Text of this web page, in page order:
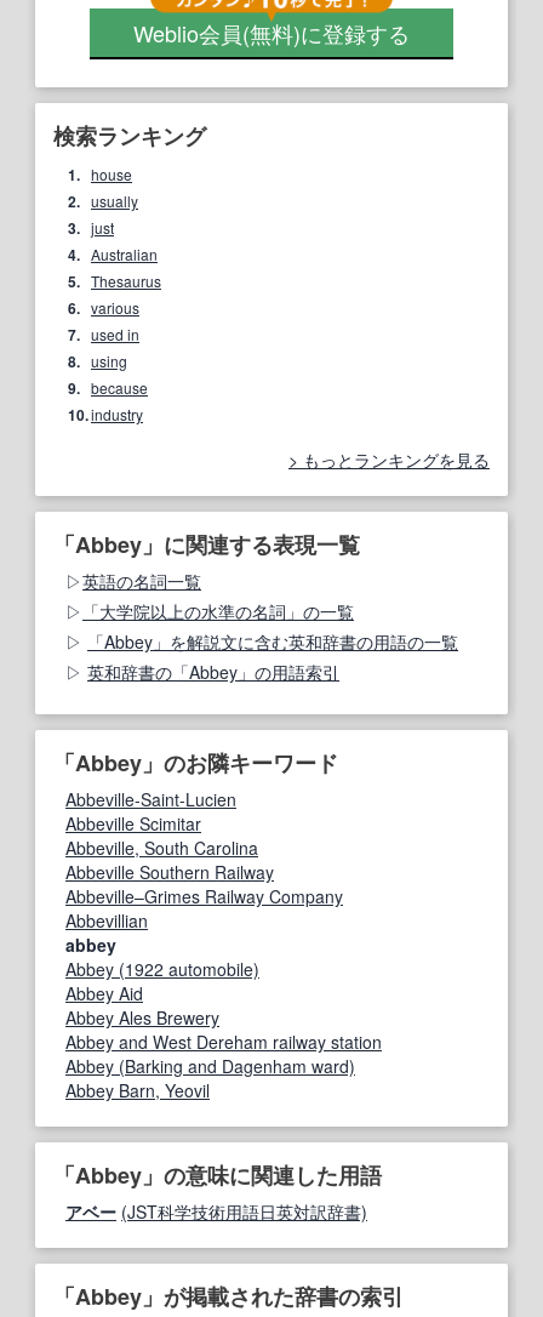
Weblio会員(無料)に登録する
検索ランキング
1. house
2. usually
3. just
4. Australian
5. Thesaurus
6. various
7. used in
8. using
9. because
10.industry
もっとランキングを見る
「Abbey」に関連する表現一覧
英語の名詞一覧
「大学院以上の水準の名詞」の一覧
「Abbey」を解説文に含む英和辞書の用語の一覧
英和辞書の「Abbey」の用語索引
「Abbey」のお隣キーワード
Abbeville-Saint-Lucien
Abbeville Scimitar
Abbeville, South Carolina
Abbeville Southern Railway
Abbeville–Grimes Railway Company
Abbevillian
abbey
Abbey (1922 automobile)
Abbey Aid
Abbey Ales Brewery
Abbey and West Dereham railway station
Abbey (Barking and Dagenham ward)
Abbey Barn, Yeovil
「Abbey」の意味に関連した用語
アベー (JST科学技術用語日英対訳辞書)
「Abbey」が掲載された辞書の索引